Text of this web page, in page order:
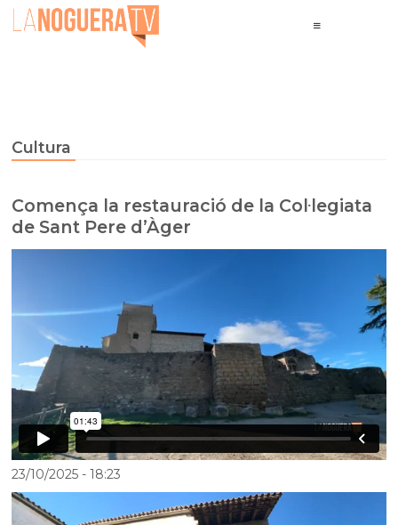
Cultura
Comença la restauració de la Col·legiata
de Sant Pere d’Àger
23/10/2025- 18:23